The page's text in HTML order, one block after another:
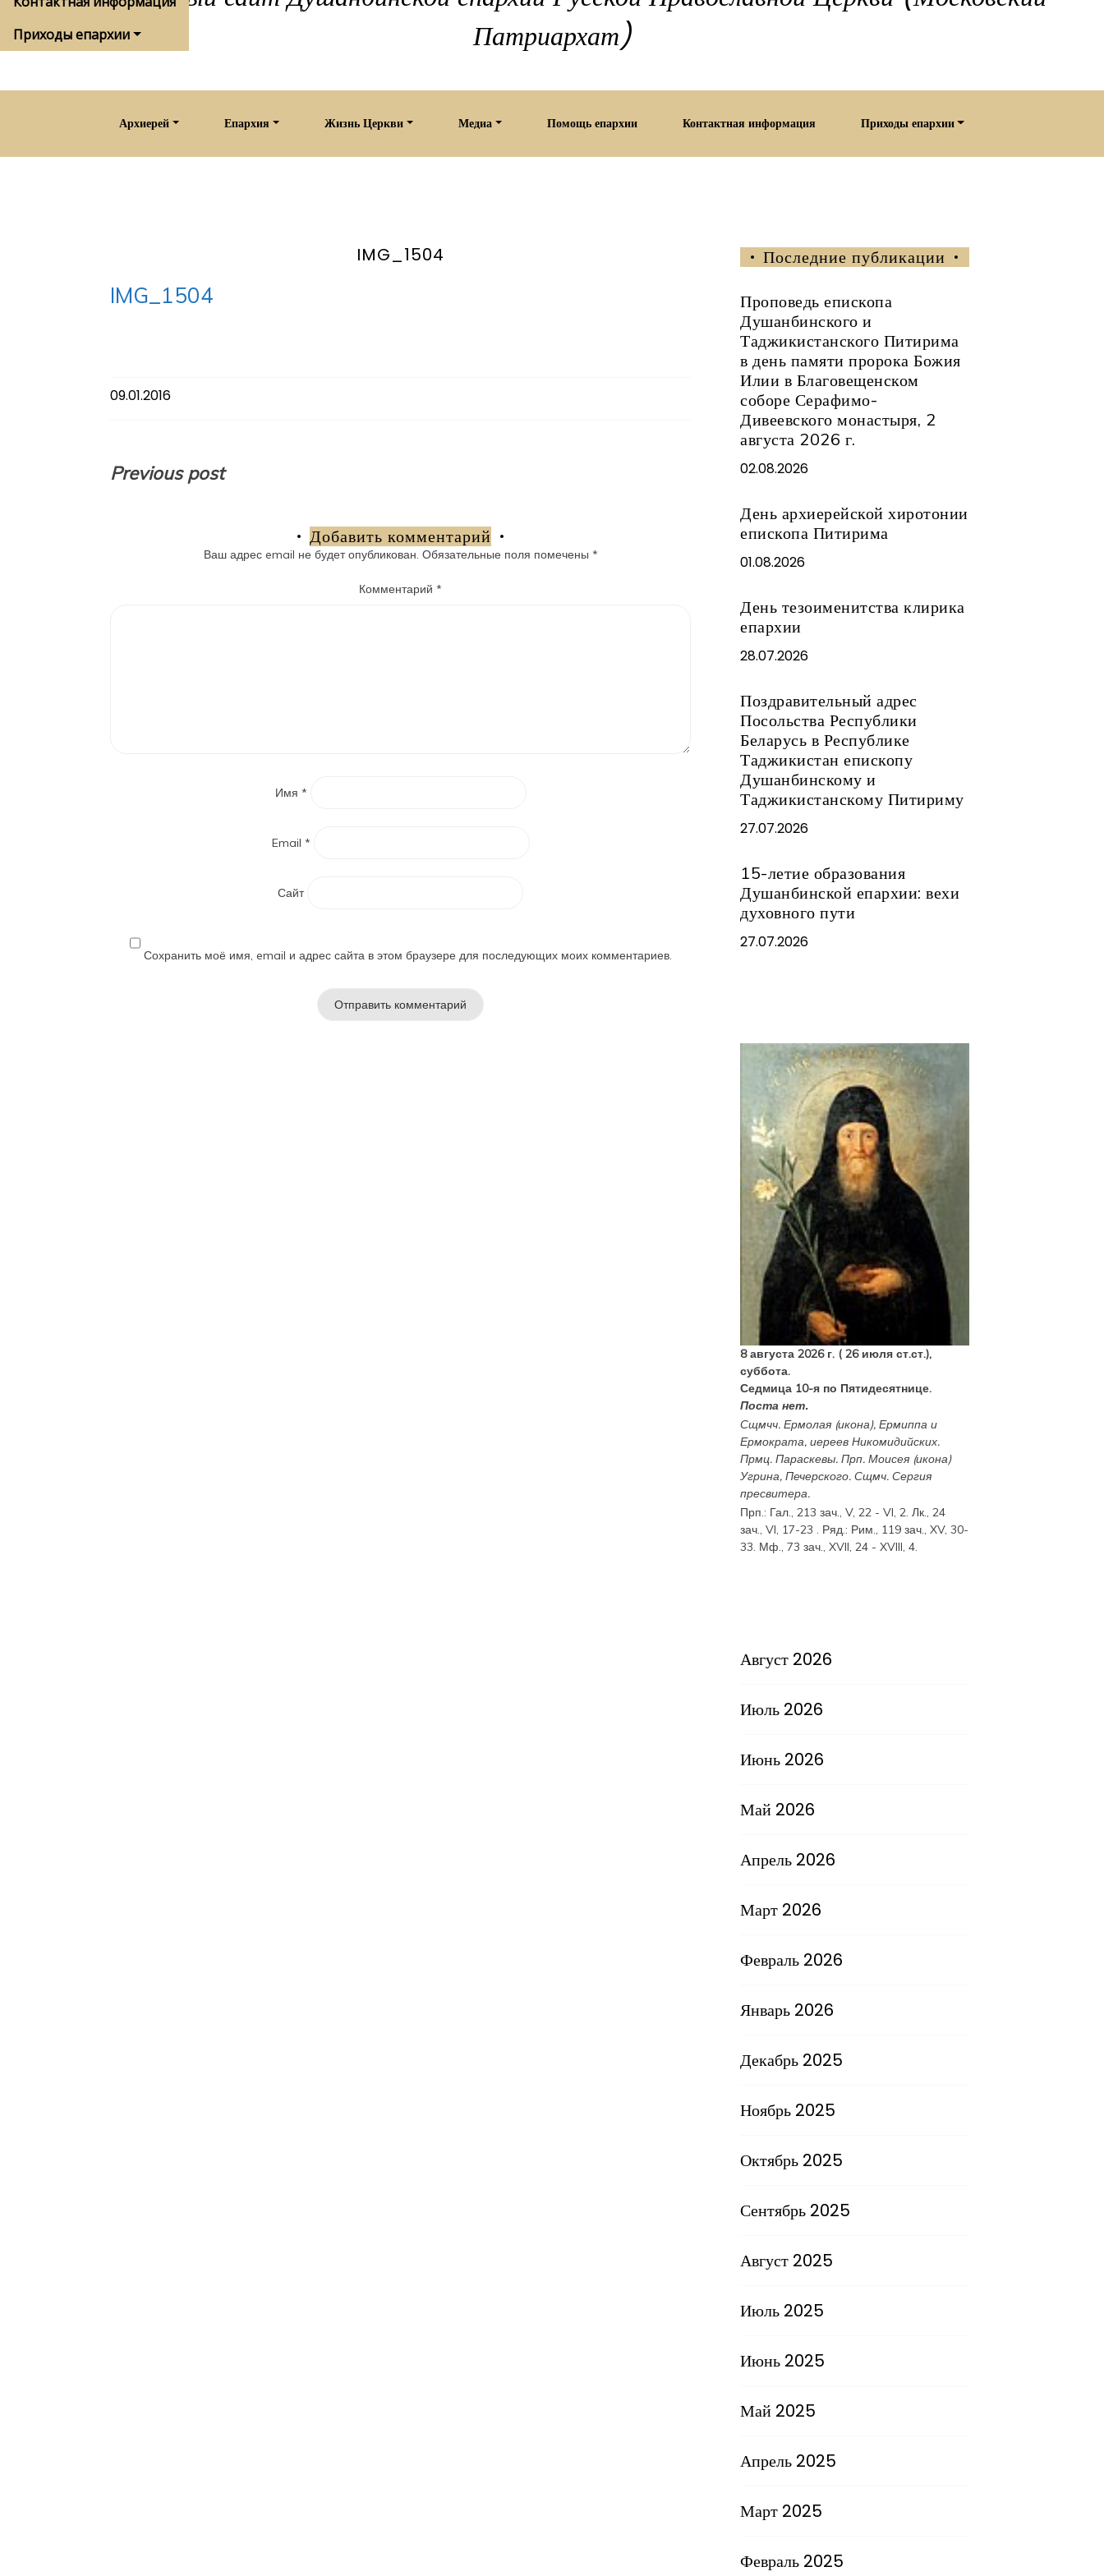
Патриархат)
Приходы епархии
Архиерей Епархия Жизнь Церкви Медиа Помощь епархии Контактная информация Приходы епархии
IMG_1504
IMG_1504
09.01.2016
Навигация
Previous post
Добавить комментарий
Ваш адрес email не будет опубликован. Обязательные поля помечены *
Комментарий*
Имя *
Email *
Сайт
Сохранить моё имя, email и адрес сайта в этом браузере для последующих моих комментариев.
Последние публикации
Проповедь епископа
Душанбинского и
Таджикистанского Питирима
в день памяти пророка Божия
Илии в Благовещенском
соборе Серафимо-
Дивеевского монастыря, 2
августа 2026 г.
02.08.2026
День архиерейской хиротонии
епископа Питирима
01.08.2026
День тезоименитства клирика
епархии
28.07.2026
Поздравительный адрес
Посольства Республики
Беларусь в Республике
Таджикистан епископу
Душанбинскому и
Таджикистанскому Питириму
27.07.2026
15-летие образования
Душанбинской епархии: вехи
духовного пути
27.07.2026
8 августа 2026 г. ( 26 июля ст.ст.),
суббота.
Седмица 10-я по Пятидесятнице.
Поста нет.
Сщмчч.Ермолая (икона),Ермиппа и
Ермократа, иереев Никомидийских.
Прмц.Параскевы. Прп.Моисея (икона)
Угрина, Печерского. Сщмч.Сергия
пресвитера.
Прп.: Гал., 213 зач., V, 22 - VI, 2. Лк., 24
зач., VI, 17-23 . Ряд.: Рим., 119 зач., XV, 30-
33. Мф., 73 зач., XVII, 24 - XVIII, 4.
Август 2026
Июль 2026
Июнь 2026
Май 2026
Апрель 2026
Март 2026
Февраль 2026
Январь 2026
Декабрь 2025
Ноябрь 2025
Октябрь 2025
Сентябрь 2025
Август 2025
Июль 2025
Июнь 2025
Май 2025
Апрель 2025
Март 2025
Февраль 2025